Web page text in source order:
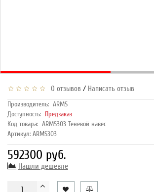
0 отзывов / Написать отзыв
Производитель: ARMS
Доступность: Предзаказ
Код товара: ARMS303 Теневой навес
Артикул: ARMS303
592300 руб.
Нашли дешевле